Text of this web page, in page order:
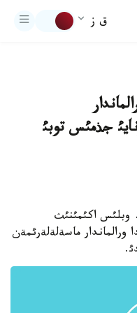
ق ز
جذمئس توبئ
- وبلئس اكئمئنئث
ماسةلةلةرئمةن